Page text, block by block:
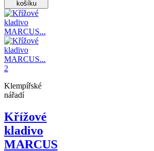
košíku
Klempířské
nářadí
Křížové
kladivo
MARCUS